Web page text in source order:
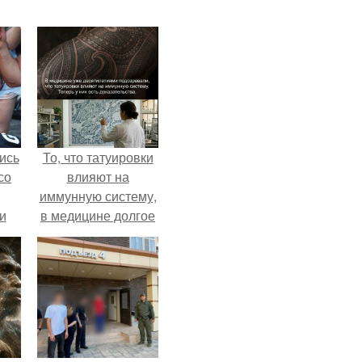
То, что татуировки
влияют на
иммунную систему,
в медицине долгое
время
рассматривалось
лишь как гипотеза.